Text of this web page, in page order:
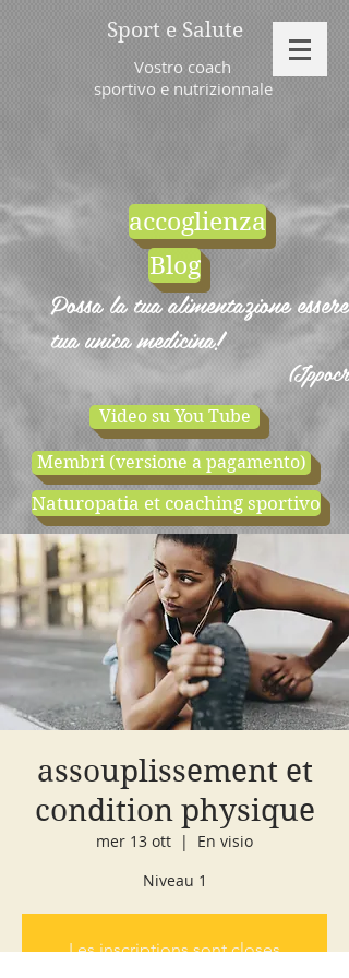
Sport e Salute
Vostro coach
sportivo e nutrizionnale
accoglienza
Blog
Possa la tua alimentazione essere
tua unica medicina!
Video su You Tube
Membri (versione a pagamento)
Naturopatia et coaching sportivo
cours d'essai negozio
assouplissement et
condition physique
mer 13 ott
  |
En visio
Niveau 1
Les inscriptions sont closes